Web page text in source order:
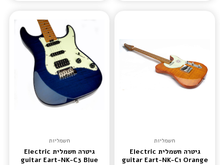
חשמליות
גיטרה חשמלית Electric
guitar Eart-NK-C1 Orange
חשמליות
גיטרה חשמלית Electric
guitar Eart-NK-C3 Blue